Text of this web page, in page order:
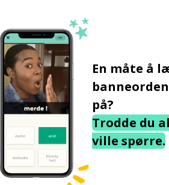
En måte å
på?
Trodde du
ville spørre.